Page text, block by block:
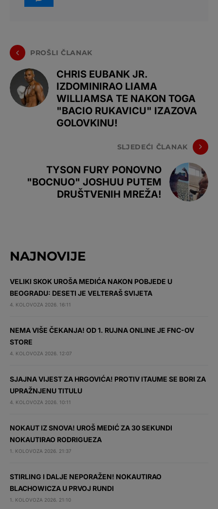
PROŠLI ČLANAK
CHRIS EUBANK JR.
IZDOMINIRAO LIAMA
WILLIAMSA TE NAKON TOGA
"BACIO RUKAVICU" IZAZOVA
GOLOVKINU!
SLJEDEĆI ČLANAK
TYSON FURY PONOVNO
"BOCNUO" JOSHUU PUTEM
DRUŠTVENIH MREŽA!
NAJNOVIJE
VELIKI SKOK UROŠA MEDIĆA NAKON POBJEDE U
BEOGRADU: DESETI JE VELTERAŠ SVIJETA
4. KOLOVOZA 2026. 16:11
NEMA VIŠE ČEKANJA! OD 1. RUJNA ONLINE JE FNC-OV
STORE
4. KOLOVOZA 2026. 12:07
SJAJNA VIJEST ZA HRGOVIĆA! PROTIV ITAUME SE BORI ZA
UPRAŽNJENU TITULU
4. KOLOVOZA 2026. 10:11
NOKAUT IZ SNOVA! UROŠ MEDIĆ ZA 30 SEKUNDI
NOKAUTIRAO RODRIGUEZA
1. KOLOVOZA 2026. 21:37
STIRLING I DALJE NEPORAŽEN! NOKAUTIRAO
BLACHOWICZA U PRVOJ RUNDI
1. KOLOVOZA 2026. 21:10